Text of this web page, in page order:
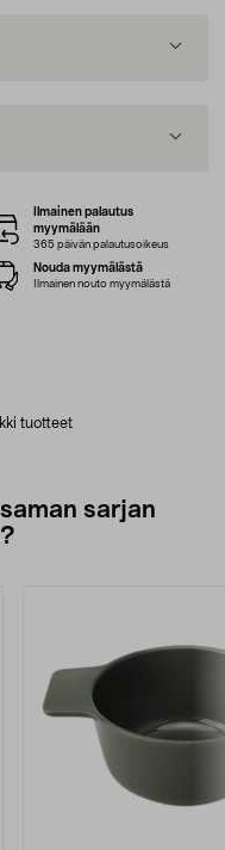
tuotteet
Ilmainen palautus
myymälään
365 päivän palautusoikeus
Nouda myymälästä
Ilmainen nouto myymälästä
sarjan